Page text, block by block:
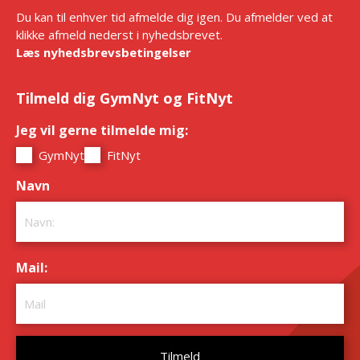
Du kan til enhver tid afmelde dig igen. Du afmelder ved at
klikke afmeld nederst i nyhedsbrevet.
Læs nyhedsbrevsbetingelser
Tilmeld dig GymNyt og FitNyt
Jeg vil gerne tilmelde mig:
GymNyt FitNyt
Navn
Mail: